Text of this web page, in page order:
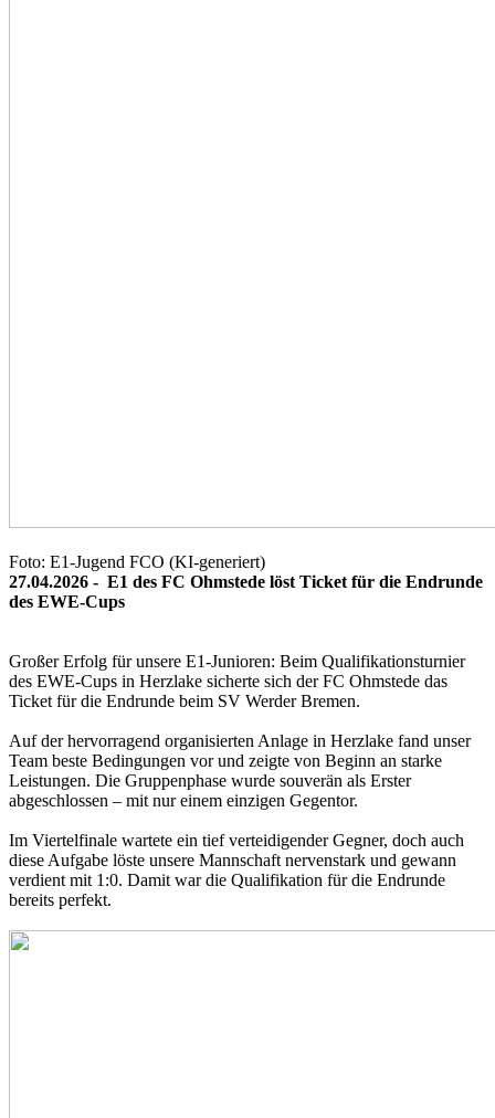
Foto: E1-Jugend FCO (KI-generiert)
27.04.2026 - E1 des FC Ohmstede löst Ticket für die Endrunde
des EWE-Cups
Großer Erfolg für unsere E1-Junioren: Beim Qualifikationsturnier
des EWE-Cups in Herzlake sicherte sich der FC Ohmstede das
Ticket für die Endrunde beim SV Werder Bremen.
Auf der hervorragend organisierten Anlage in Herzlake fand unser
Team beste Bedingungen vor und zeigte von Beginn an starke
Leistungen. Die Gruppenphase wurde souverän als Erster
abgeschlossen – mit nur einem einzigen Gegentor.
Im Viertelfinale wartete ein tief verteidigender Gegner, doch auch
diese Aufgabe löste unsere Mannschaft nervenstark und gewann
verdient mit 1:0. Damit war die Qualifikation für die Endrunde
bereits perfekt.